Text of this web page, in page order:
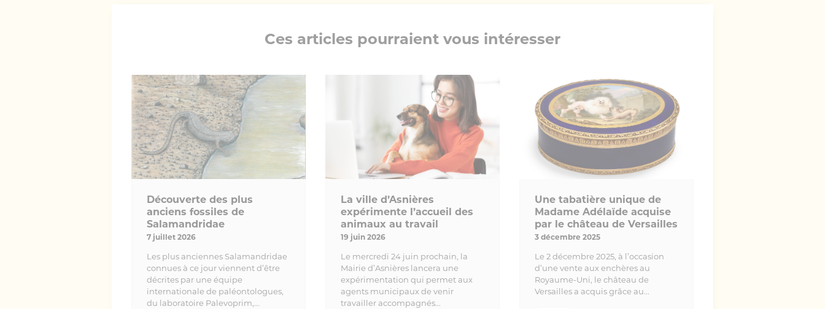
Ces articles pourraient vous intéresser
Découverte des plus
anciens fossiles de
Salamandridae
7 juillet 2026
Les plus anciennes Salamandridae
connues à ce jour viennent d’être
décrites par une équipe
internationale de paléontologues,
du laboratoire Palevoprim,...
La ville d’Asnières
expérimente l’accueil des
animaux au travail
19 juin 2026
Le mercredi 24 juin prochain, la
Mairie d’Asnières lancera une
expérimentation qui permet aux
agents municipaux de venir
travailler accompagnés...
Une tabatière unique de
Madame Adélaïde acquise
par le château de Versailles
3 décembre 2025
Le 2 décembre 2025, à l’occasion
d’une vente aux enchères au
Royaume-Uni, le château de
Versailles a acquis grâce au...